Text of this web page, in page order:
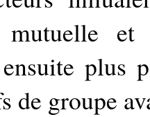
mutuelle
ensuite
de groupe